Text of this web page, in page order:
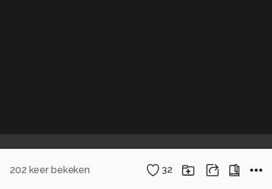
202 keer bekeken 32